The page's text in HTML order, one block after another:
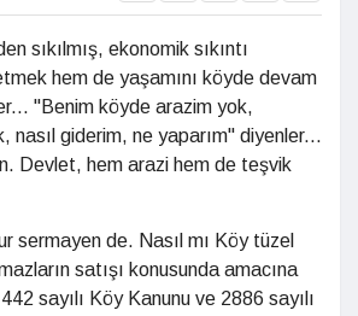
sıkılmış, ekonomik sıkıntı
hem de yaşamını köyde devam
"Benim köyde arazim yok,
nasıl giderim, ne yaparım" diyenler...
Devlet, hem arazi hem de teşvik
sermayen de. Nasıl mı Köy tüzel
satışı konusunda amacına
sayılı Köy Kanunu ve 2886 sayılı